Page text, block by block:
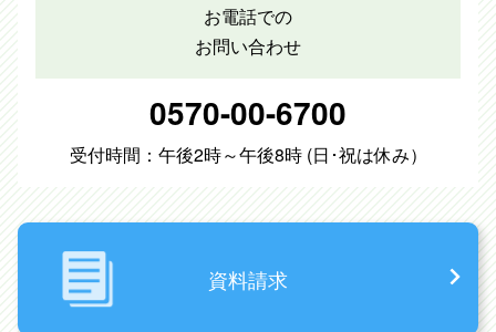
お電話での
お問い合わせ
0570-00-6700
受付時間：午後2時～午後8時 (日･祝は休み）
資料請求